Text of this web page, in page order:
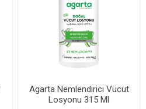
Agarta Nemlendirici Vücut
Losyonu 315 Ml